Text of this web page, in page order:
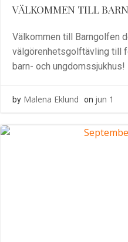
VÄLKOMMEN TILL
Välkommen till Barngolfen
välgörenhetsgolftävling till
barn- och ungdomssjukhus!
by Malena Eklund on jun 1